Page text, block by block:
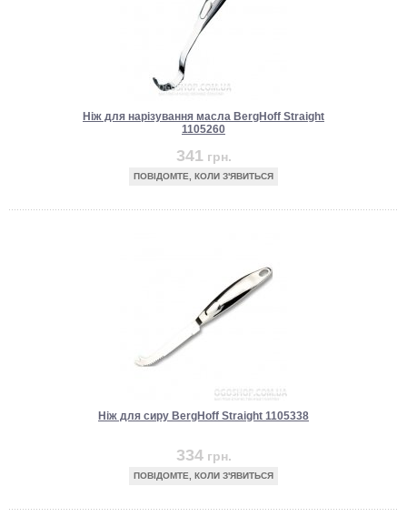
Ніж для нарізування масла BergHoff Straight
1105260
341 грн.
ПОВІДОМТЕ, КОЛИ З'ЯВИТЬСЯ
Ніж для сиру BergHoff Straight 1105338
334 грн.
ПОВІДОМТЕ, КОЛИ З'ЯВИТЬСЯ